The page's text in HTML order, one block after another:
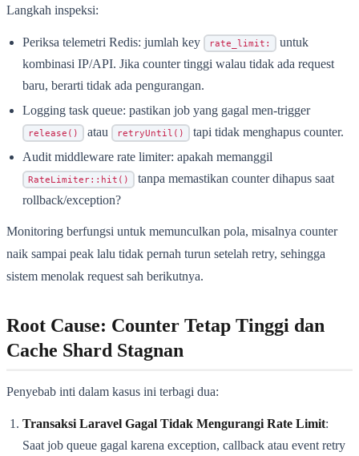
Langkah inspeksi:
Periksa telemetri Redis: jumlah key rate_limit:
untuk
kombinasi IP/API. Jika counter tinggi walau tidak ada request
baru, berarti tidak ada pengurangan.
Logging task queue: pastikan job yang gagal men-trigger
release() atau retryUntil()
tapi tidak menghapus counter.
Audit middleware rate limiter: apakah memanggil
RateLimiter::hit()
tanpa memastikan counter dihapus saat
rollback/exception?
Monitoring berfungsi untuk memunculkan pola, misalnya counter
naik sampai peak lalu tidak pernah turun setelah retry, sehingga
sistem menolak request sah berikutnya.
Root Cause: Counter Tetap Tinggi dan
Cache Shard Stagnan
Penyebab inti dalam kasus ini terbagi dua:
Transaksi Laravel Gagal Tidak Mengurangi Rate Limit:
Saat job queue gagal karena exception, callback atau event retry